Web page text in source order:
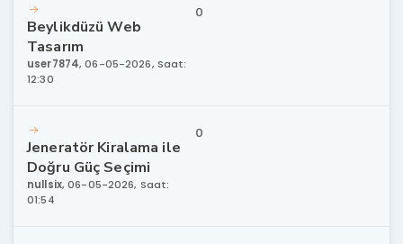
Beylikdüzü Web
Tasarım
user7874,06-05-2026, Saat:
12:30
0
Jeneratör Kiralama ile
Doğru Güç Seçimi
nullsix,06-05-2026, Saat:
01:54
0